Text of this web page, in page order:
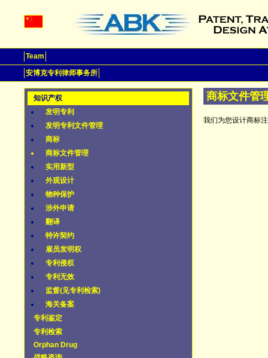
Team
安博克专利律师事务所
知识产权
发明专利
发明专利文件管理
商标
商标文件管理
实用新型
外观设计
物种保护
涉外申请
翻译
特许契约
雇员发明权
专利侵权
专利无效
监督(见专利检索)
海关备案
专利鉴定
专利检索
Orphan Drug
商标文件管
我们为您设计商标